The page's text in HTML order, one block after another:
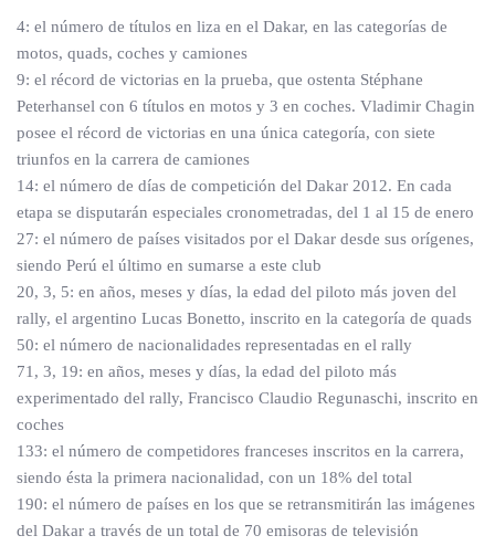
4: el número de títulos en liza en el Dakar, en las categorías de
motos, quads, coches y camiones
9: el récord de victorias en la prueba, que ostenta Stéphane
Peterhansel con 6 títulos en motos y 3 en coches. Vladimir Chagin
posee el récord de victorias en una única categoría, con siete
triunfos en la carrera de camiones
14: el número de días de competición del Dakar 2012. En cada
etapa se disputarán especiales cronometradas, del 1 al 15 de enero
27: el número de países visitados por el Dakar desde sus orígenes,
siendo Perú el último en sumarse a este club
20, 3, 5: en años, meses y días, la edad del piloto más joven del
rally, el argentino Lucas Bonetto, inscrito en la categoría de quads
50: el número de nacionalidades representadas en el rally
71, 3, 19: en años, meses y días, la edad del piloto más
experimentado del rally, Francisco Claudio Regunaschi, inscrito en
coches
133: el número de competidores franceses inscritos en la carrera,
siendo ésta la primera nacionalidad, con un 18% del total
190: el número de países en los que se retransmitirán las imágenes
del Dakar a través de un total de 70 emisoras de televisión